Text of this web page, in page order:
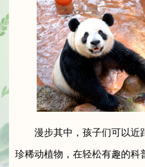
漫步其中，孩子们可以近
珍稀动植物，在轻松有趣的科